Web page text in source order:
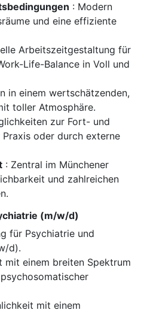
: Modern
und eine effiziente
Arbeitszeitgestaltung für
Life-Balance in Voll und
in einem wertschätzenden,
toller Atmosphäre.
zur Fort- und
oder durch externe
: Zentral im Münchener
und zahlreichen
(m/w/d)
für Psychiatrie und
d).
mit einem breiten Spektrum
mit einem